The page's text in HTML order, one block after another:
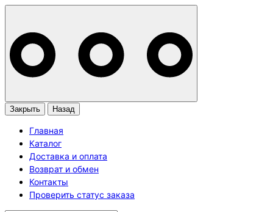
Закрыть Назад
Главная
Каталог
Доставка и оплата
Возврат и обмен
Контакты
Проверить статус заказа